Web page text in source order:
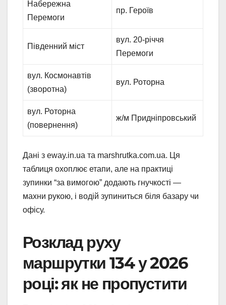
Набережна
Перемоги
пр. Героїв
Південний міст
вул. 20-річчя
Перемоги
вул. Космонавтів
(зворотна)
вул. Роторна
вул. Роторна
(повернення)
ж/м Придніпровський
Дані з eway.in.ua та marshrutka.com.ua. Ця
таблиця охоплює етапи, але на практиці
зупинки “за вимогою” додають гнучкості —
махни рукою, і водій зупиниться біля базару чи
офісу.
Розклад руху
маршрутки 134 у 2026
році: як не пропустити